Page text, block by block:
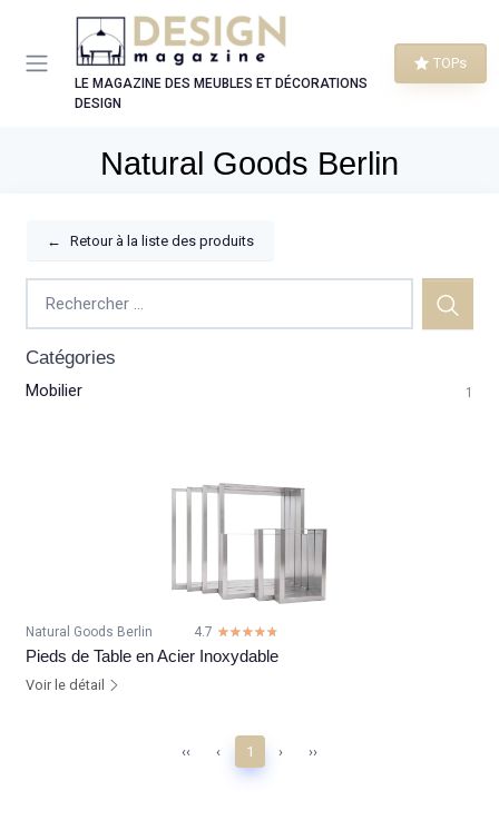
LE MAGAZINE DES MEUBLES ET DÉCORATIONS
DESIGN
TOPs
Natural Goods Berlin
← Retour à la liste des produits
Catégories
Mobilier 1
Natural Goods Berlin 4.7 ☆☆☆☆☆
★★★★★
Pieds de Table en Acier Inoxydable
Voir le détail
‹‹ ‹ 1 › ››
Panneau de gestion des cookies